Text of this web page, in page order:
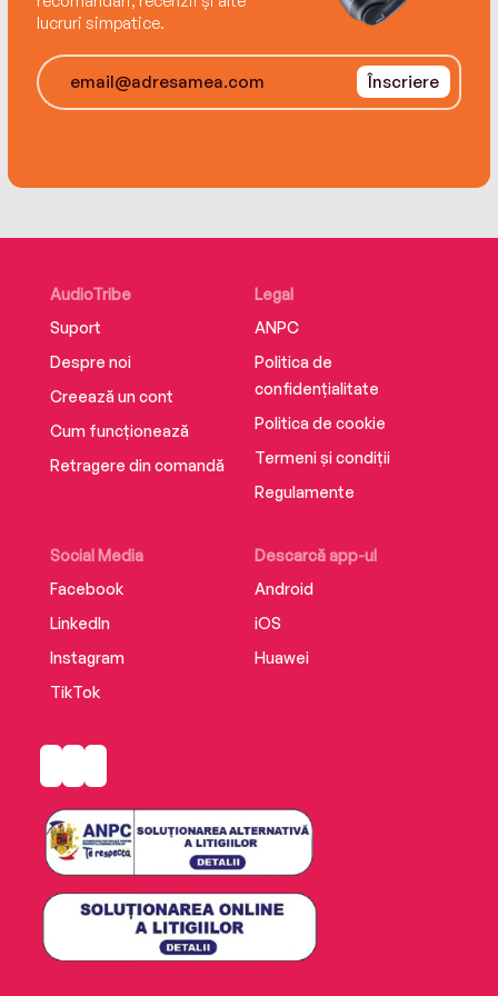
enough to keep them afloat when they each
lucruri simpatice.
Înscriere
AudioTribe
Suport
Despre noi
Creează un cont
Cum funcționează
Retragere din comandă
Social Media
Facebook
LinkedIn
Instagram
TikTok
Descarcă app-ul
Android
iOS
Huawei
Legal
ANPC
Politica de
confidențialitate
Politica de cookie
Termeni și condiții
Regulamente